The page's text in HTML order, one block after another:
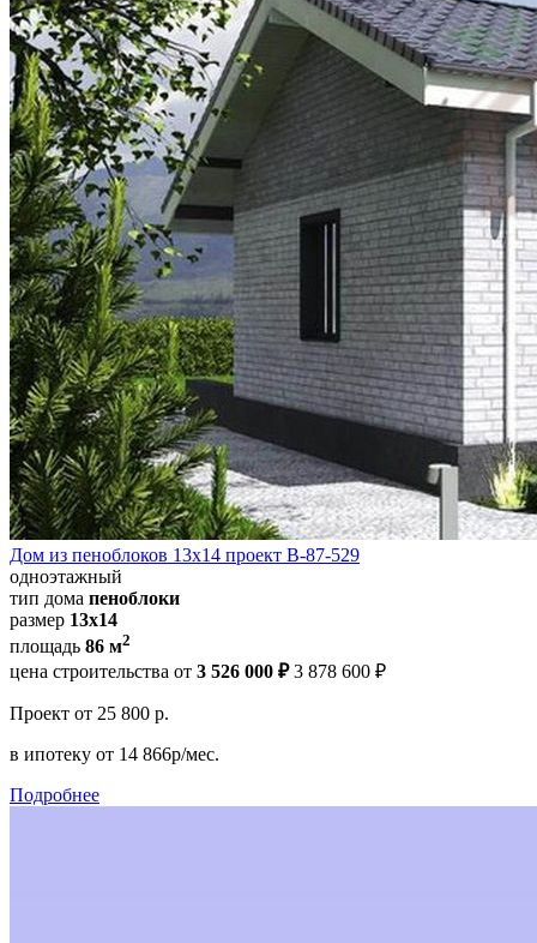
Дом из пеноблоков 13х14 проект В-87-529
одноэтажный
тип дома пеноблоки
размер 13х14
площадь 86 м2
цена строительства от 3 526 000 ₽ 3 878 600 ₽
Проект от 25 800 р.
в ипотеку от 14 866р/мес.
Подробнее